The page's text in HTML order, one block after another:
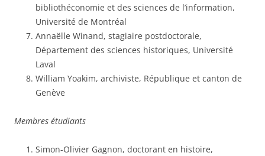
bibliothéconomie et des sciences de l’information,
Université de Montréal
Annaëlle Winand, stagiaire postdoctorale,
Département des sciences historiques, Université
Laval
William Yoakim, archiviste, République et canton de
Genève
Membres étudiants
Simon-Olivier Gagnon, doctorant en histoire,